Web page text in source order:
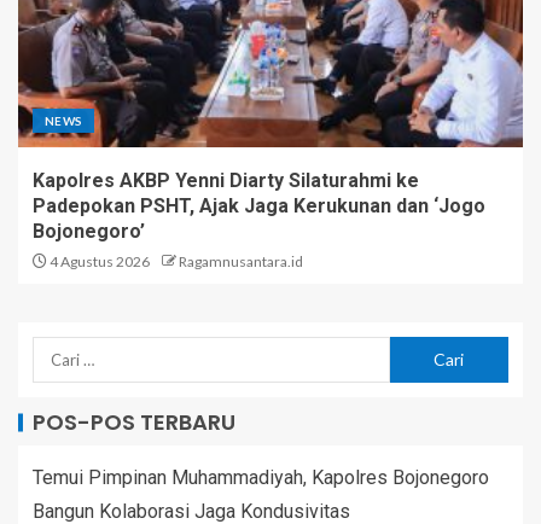
NEWS
Kapolres AKBP Yenni Diarty Silaturahmi ke
Padepokan PSHT, Ajak Jaga Kerukunan dan ‘Jogo
Bojonegoro’
4 Agustus 2026 Ragamnusantara.id
POS-POS TERBARU
Temui Pimpinan Muhammadiyah, Kapolres Bojonegoro
Bangun Kolaborasi Jaga Kondusivitas